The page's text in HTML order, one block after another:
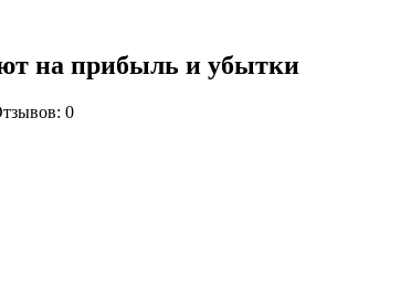
на прибыль и убытки
0